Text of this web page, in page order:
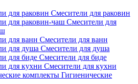
Смесители для раковин
Смесители для
Смесители для ванн
Смесители для душа
Смесители для биде
Смесители для кухни
Гигиенические